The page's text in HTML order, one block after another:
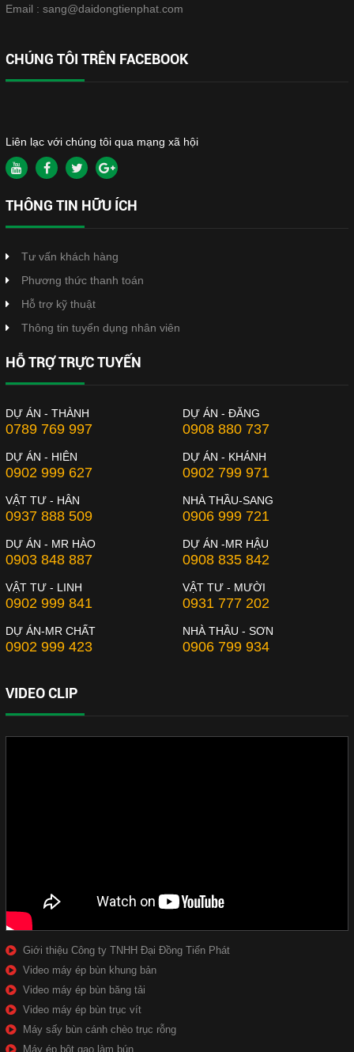
Email : sang@daidongtienphat.com
CHÚNG TÔI TRÊN FACEBOOK
Liên lạc với chúng tôi qua mạng xã hội
THÔNG TIN HỮU ÍCH
Tư vấn khách hàng
Phương thức thanh toán
Hỗ trợ kỹ thuật
Thông tin tuyển dụng nhân viên
HỖ TRỢ TRỰC TUYẾN
DỰ ÁN - THÀNH
0789 769 997
DỰ ÁN - ĐĂNG
0908 880 737
DỰ ÁN - HIÊN
0902 999 627
DỰ ÁN - KHÁNH
0902 799 971
VẬT TƯ - HÂN
0937 888 509
NHÀ THẦU-SANG
0906 999 721
DỰ ÁN - MR HÀO
0903 848 887
DỰ ÁN -MR HẬU
0908 835 842
VẬT TƯ - LINH
0902 999 841
VẬT TƯ - MƯỜI
0931 777 202
DỰ ÁN-MR CHẤT
0902 999 423
NHÀ THẦU - SƠN
0906 799 934
VIDEO CLIP
Giới thiệu Công ty TNHH Đại Đồng Tiến Phát
Video máy ép bùn khung bản
Video máy ép bùn băng tải
Video máy ép bùn trục vít
Máy sấy bùn cánh chèo trục rỗng
Máy ép bột gạo làm bún